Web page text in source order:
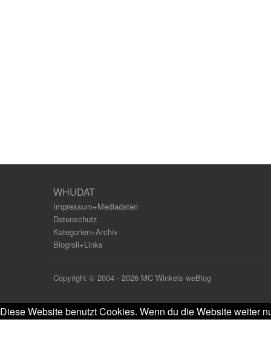
WHUDAT
Impressum+Mediadaten
Datenschutz
Kategorien+Archiv
Blogroll+Links
Copyright © 2004 - 2026 MC Winkels weBlog
Diese Website benutzt Cookies. Wenn du die Website weiter